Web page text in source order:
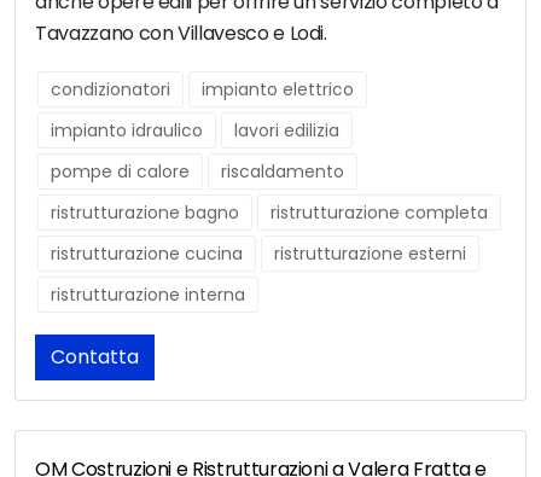
Tavazzano con Villavesco e Lodi.
condizionatori
impianto elettrico
impianto idraulico
lavori edilizia
pompe di calore
riscaldamento
ristrutturazione bagno
ristrutturazione completa
ristrutturazione cucina
ristrutturazione esterni
ristrutturazione interna
Contatta
OM Costruzioni e Ristrutturazioni a Valera Fratta e